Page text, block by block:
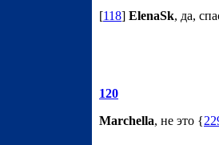
[118] ElenaSk, да,
120
Marchella, не это {